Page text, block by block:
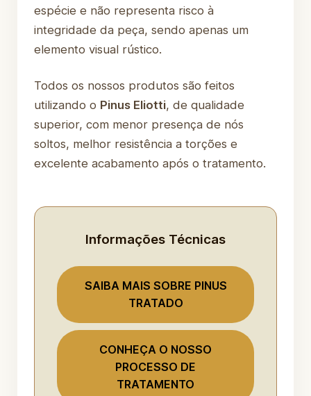
espécie e não representa risco à
integridade da peça, sendo apenas um
elemento visual rústico.
Todos os nossos produtos são feitos
utilizando o Pinus Eliotti, de qualidade
superior, com menor presença de nós
soltos, melhor resistência a torções e
excelente acabamento após o tratamento.
Informações Técnicas
SAIBA MAIS SOBRE PINUS
TRATADO
CONHEÇA O NOSSO
PROCESSO DE
TRATAMENTO